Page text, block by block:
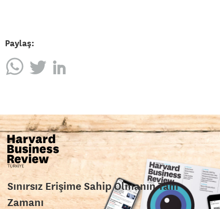
Paylaş:
Sınırsız Erişime Sahip Olmanın Tam
Zamanı